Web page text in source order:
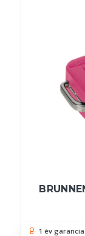
1 év garancia